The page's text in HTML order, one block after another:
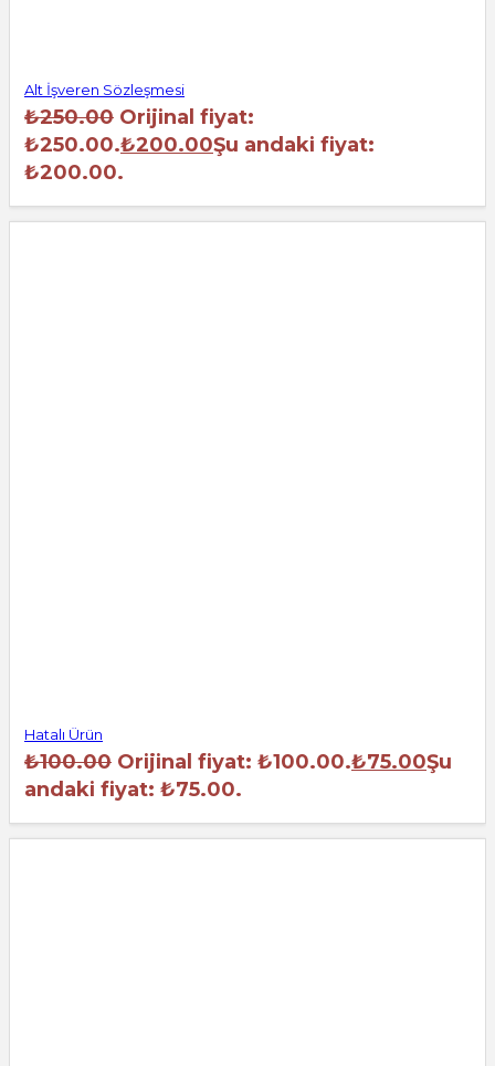
Alt İşveren Sözleşmesi
₺250.00 Orijinal fiyat:
₺250.00.₺200.00Şu andaki fiyat:
₺200.00.
Hatalı Ürün
₺100.00 Orijinal fiyat: ₺100.00.₺75.00Şu
andaki fiyat: ₺75.00.